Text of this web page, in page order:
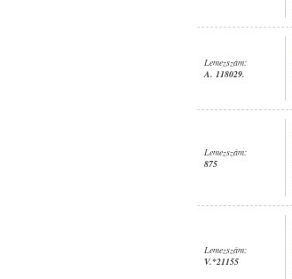
Lemezszám:
A. 118029.
Lemezszám:
875
Lemezszám:
V.*21155